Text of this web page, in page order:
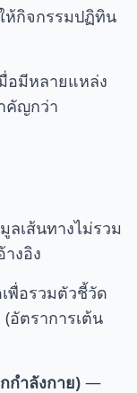
ห้กิจกรรมปฏิทิน
อมีหลายแหล่ง
คัญกว่า
เส้นทางไม่รวม
งอิง
พื่อรวมตัวชี้วัด
อัตราการเต้น
กำลังกาย) —